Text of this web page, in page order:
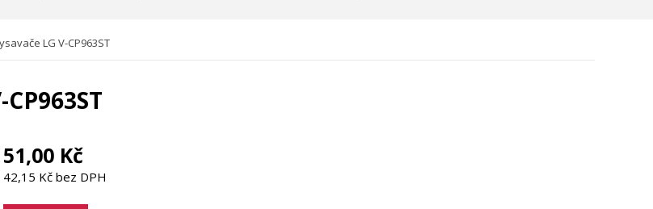
LG V-CP963ST
51,00 Kč
42,15 Kč bez DPH